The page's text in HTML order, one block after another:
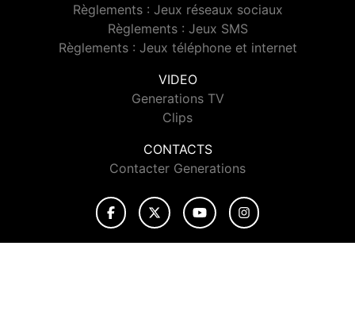
Règlements : Jeux réseaux sociaux
Règlements : Jeux SMS
Règlements : Jeux téléphone et internet
VIDEO
Generations TV
Clips
CONTACTS
Contacter Generations